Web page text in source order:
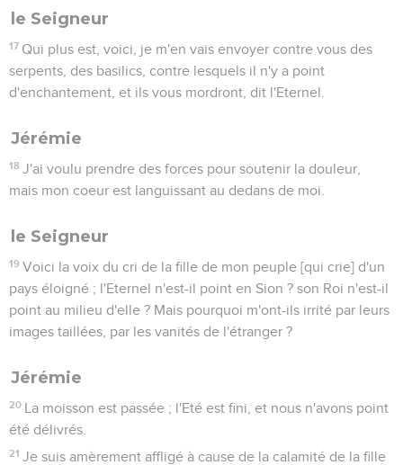
le Seigneur
17 Qui plus est, voici, je m'en vais envoyer contre vous des
serpents, des basilics, contre lesquels il n'y a point
d'enchantement, et ils vous mordront, dit l'Eternel.
Jérémie
18 J'ai voulu prendre des forces pour soutenir la douleur,
mais mon coeur est languissant au dedans de moi.
le Seigneur
19 Voici la voix du cri de la fille de mon peuple [qui crie] d'un
pays éloigné ; l'Eternel n'est-il point en Sion ? son Roi n'est-il
point au milieu d'elle ? Mais pourquoi m'ont-ils irrité par leurs
images taillées, par les vanités de l'étranger ?
Jérémie
20 La moisson est passée ; l'Eté est fini, et nous n'avons point
été délivrés.
21 Je suis amèrement affligé à cause de la calamité de la fille